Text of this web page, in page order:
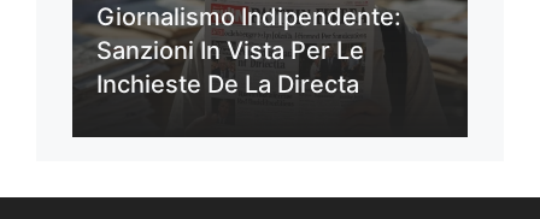
Giornalismo Indipendente:
Sanzioni In Vista Per Le
Inchieste De La Directa